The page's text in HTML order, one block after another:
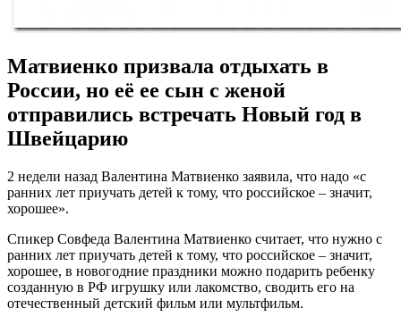
Матвиенко призвала отдыхать в
России, но её ее сын с женой
отправились встречать Новый год в
Швейцарию
2 недели назад Валентина Матвиенко заявила, что надо «с
ранних лет приучать детей к тому, что российское – значит,
хорошее».
Спикер Совфеда Валентина Матвиенко считает, что нужно с
ранних лет приучать детей к тому, что российское – значит,
хорошее, в новогодние праздники можно подарить ребенку
созданную в РФ игрушку или лакомство, сводить его на
отечественный детский фильм или мультфильм.